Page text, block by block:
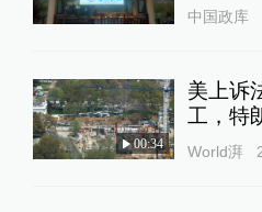
中国政库
00:34
美上诉
工，特
World湃